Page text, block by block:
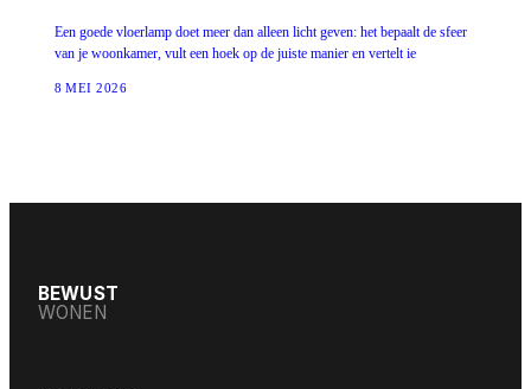
Een goede vloerlamp doet meer dan alleen licht geven: het bepaalt de sfeer
van je woonkamer, vult een hoek op de juiste manier en vertelt ie
8 MEI 2026
BEWUST
WONEN